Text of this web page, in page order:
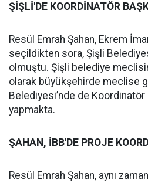
ŞİŞLİ'DE KOORDİNATÖR
Resül Emrah Şahan, Ekrem
seçildikten sora, Şişli
olmuştu. Şişli belediye
olarak büyükşehirde meclise
Belediyesi’nde de Koordinatör
yapmakta.
ŞAHAN, İBB'DE PROJE
Resül Emrah Şahan, aynı